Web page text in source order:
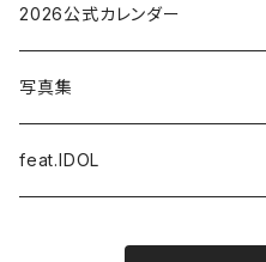
LOCATION PHOTO BOOK
STUDIO PHOTO BOOK
STYLE BOOK
2026公式カレンダー
写真集
feat.IDOL